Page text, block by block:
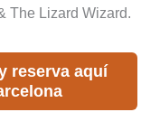
The Lizard Wizard.
reserva aquí